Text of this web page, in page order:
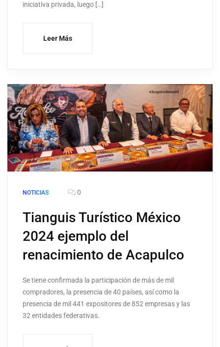
iniciativa privada, luego […]
Leer Más
NOTICIAS 0
Tianguis Turístico México
2024 ejemplo del
renacimiento de Acapulco
Se tiene confirmada la participación de más de mil
compradores, la presencia de 40 países, así como la
presencia de mil 441 expositores de 852 empresas y las
32 entidades federativas.